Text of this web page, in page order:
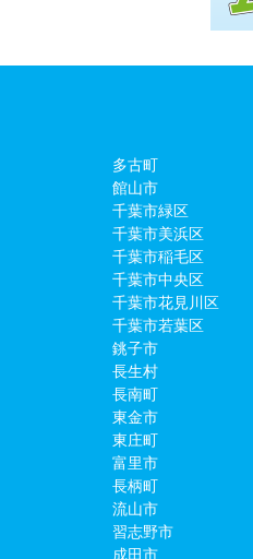
多古町
館山市
千葉市緑区
千葉市美浜区
千葉市稲毛区
千葉市中央区
千葉市花見川区
千葉市若葉区
銚子市
長生村
長南町
東金市
東庄町
富里市
長柄町
流山市
習志野市
成田市